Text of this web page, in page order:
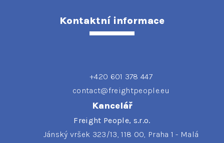
Kontaktní informace
+420 601 378 447
contact@freightpeople.eu
Kancelář
Freight People, s.r.o.
Jánský vršek 323/13, 118 00, Praha 1 - Malá